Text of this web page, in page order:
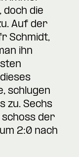
doch die
Auf der
Schmidt,
ihn
schlugen
zu. Sechs
der
2:0 nach